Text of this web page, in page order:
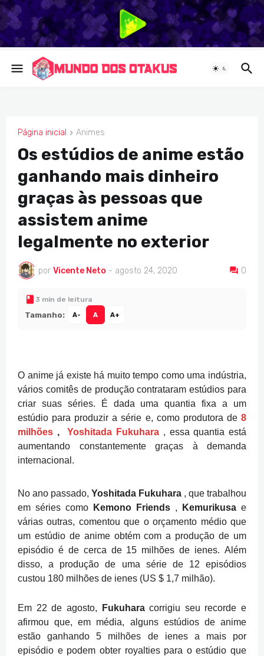
Página inicial Animes
ANIMES
Os estúdios de anime estão
ganhando mais dinheiro
graças às pessoas que
assistem anime
legalmente no exterior
por Vicente Neto - agosto 24, 2020 0
3 min de leitura
Tamanho: A- A A+
O anime já existe há muito tempo como uma indústria,
vários comitês de produção contrataram estúdios para
criar suas séries.
É dada uma quantia fixa a um
estúdio para produzir a série e, como produtora de 8
milhões , Yoshitada Fukuhara , essa quantia está
aumentando constantemente graças à demanda
internacional.
No ano passado, Yoshitada Fukuhara , que trabalhou
em séries como
Kemono Friends , Kemurikusa e
várias outras, comentou que o orçamento médio que
um estúdio de anime obtém com a produção de um
episódio é de cerca de 15 milhões de ienes. Além
disso, a produção de uma série de 12 episódios
custou 180 milhões de ienes (US $ 1,7 milhão).
Em 22 de agosto, Fukuhara corrigiu seu recorde e
afirmou que, em média, alguns estúdios de anime
estão ganhando 5 milhões de ienes a mais por
episódio e podem obter royalties para o estúdio que